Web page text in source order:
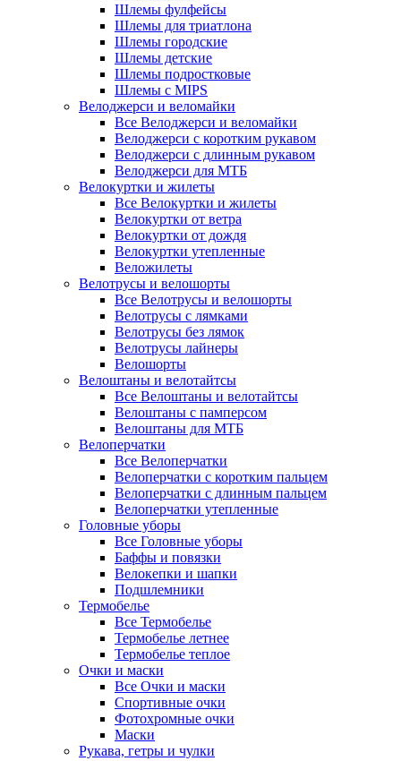
Шлемы фулфейсы
Шлемы для триатлона
Шлемы городские
Шлемы детские
Шлемы подростковые
Шлемы с MIPS
Велоджерси и веломайки
Все Велоджерси и веломайки
Велоджерси с коротким рукавом
Велоджерси с длинным рукавом
Велоджерси для МТБ
Велокуртки и жилеты
Все Велокуртки и жилеты
Велокуртки от ветра
Велокуртки от дождя
Велокуртки утепленные
Веложилеты
Велотрусы и велошорты
Все Велотрусы и велошорты
Велотрусы с лямками
Велотрусы без лямок
Велотрусы лайнеры
Велошорты
Велоштаны и велотайтсы
Все Велоштаны и велотайтсы
Велоштаны с памперсом
Велоштаны для МТБ
Велоперчатки
Все Велоперчатки
Велоперчатки с коротким пальцем
Велоперчатки с длинным пальцем
Велоперчатки утепленные
Головные уборы
Все Головные уборы
Баффы и повязки
Велокепки и шапки
Подшлемники
Термобелье
Все Термобелье
Термобелье летнее
Термобелье теплое
Очки и маски
Все Очки и маски
Спортивные очки
Фотохромные очки
Маски
Рукава, гетры и чулки